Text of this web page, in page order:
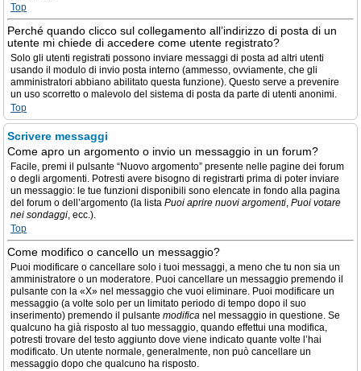
Top
Perché quando clicco sul collegamento all’indirizzo di posta di un
utente mi chiede di accedere come utente registrato?
Solo gli utenti registrati possono inviare messaggi di posta ad altri utenti
usando il modulo di invio posta interno (ammesso, ovviamente, che gli
amministratori abbiano abilitato questa funzione). Questo serve a prevenire
un uso scorretto o malevolo del sistema di posta da parte di utenti anonimi.
Top
Scrivere messaggi
Come apro un argomento o invio un messaggio in un forum?
Facile, premi il pulsante “Nuovo argomento” presente nelle pagine dei forum
o degli argomenti. Potresti avere bisogno di registrarti prima di poter inviare
un messaggio: le tue funzioni disponibili sono elencate in fondo alla pagina
del forum o dell’argomento (la lista Puoi aprire nuovi argomenti, Puoi votare
nei sondaggi, ecc.).
Top
Come modifico o cancello un messaggio?
Puoi modificare o cancellare solo i tuoi messaggi, a meno che tu non sia un
amministratore o un moderatore. Puoi cancellare un messaggio premendo il
pulsante con la «X» nel messaggio che vuoi eliminare. Puoi modificare un
messaggio (a volte solo per un limitato periodo di tempo dopo il suo
inserimento) premendo il pulsante modifica nel messaggio in questione. Se
qualcuno ha già risposto al tuo messaggio, quando effettui una modifica,
potresti trovare del testo aggiunto dove viene indicato quante volte l’hai
modificato. Un utente normale, generalmente, non può cancellare un
messaggio dopo che qualcuno ha risposto.